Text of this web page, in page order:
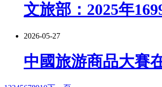
文旅部：2025年
2026-05-27
中國旅游商品大賽